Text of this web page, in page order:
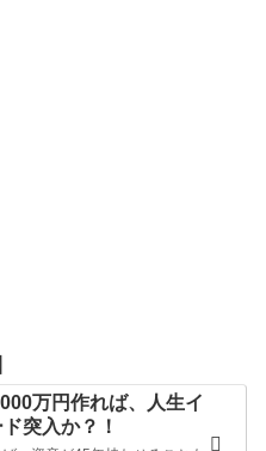
万円作れば、人生イ
突入か？！